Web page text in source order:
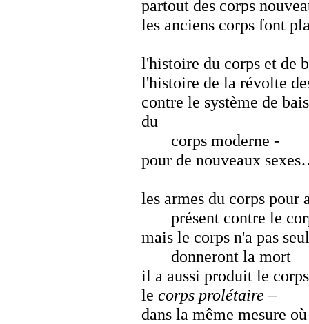
partout des corps
les anciens corps font
l'histoire du corps et de
l'histoire de la révolte
contre le système de
du
corps moderne -
pour de nouveaux
les armes du corps pour
présent contre le
mais le corps n'a pas
donneront la mort
il a aussi produit le
le corps prolétaire –
dans la même mesure